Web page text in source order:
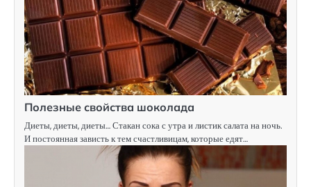
Полезные свойства шоколада
Диеты, диеты, диеты… Стакан сока с утра и листик салата на ночь.
И постоянная зависть к тем счастливицам, которые едят…